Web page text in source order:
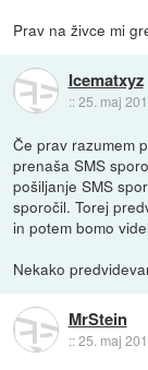
Prav na živce mi
Icematxyz
::25. maj
Če prav razumem
prenaša SMS
pošiljanje SMS
sporočil. Torej
in potem bomo
Nekako
MrStein
::25. maj